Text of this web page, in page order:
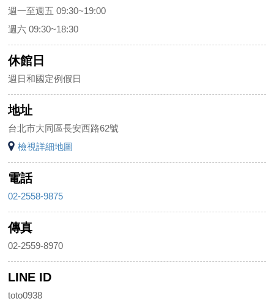
週一至週五 09:30~19:00
週六 09:30~18:30
休館日
週日和國定例假日
地址
台北市大同區長安西路62號
檢視詳細地圖
電話
02-2558-9875
傳真
02-2559-8970
LINE ID
toto0938